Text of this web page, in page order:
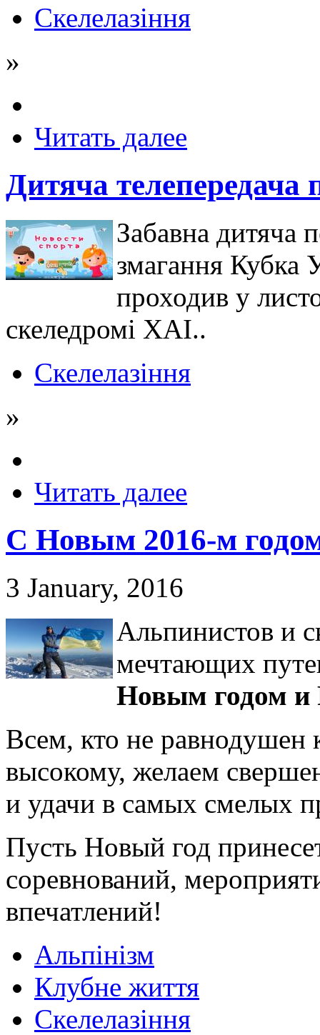
Скелелазіння
»
Читать далее
Дитяча телепередача
Забавна дитяча
змагання Кубка
проходив у
скеледромі ХАІ..
Скелелазіння
»
Читать далее
С Новым 2016-м
3 January, 2016
Альпинистов и
мечтающих
Новым годом и
Всем, кто не равнодушен
высокому, желаем
и удачи в самых смелых
Пусть Новый год
соревнований,
впечатлений!
Альпінізм
Клубне життя
Скелелазіння